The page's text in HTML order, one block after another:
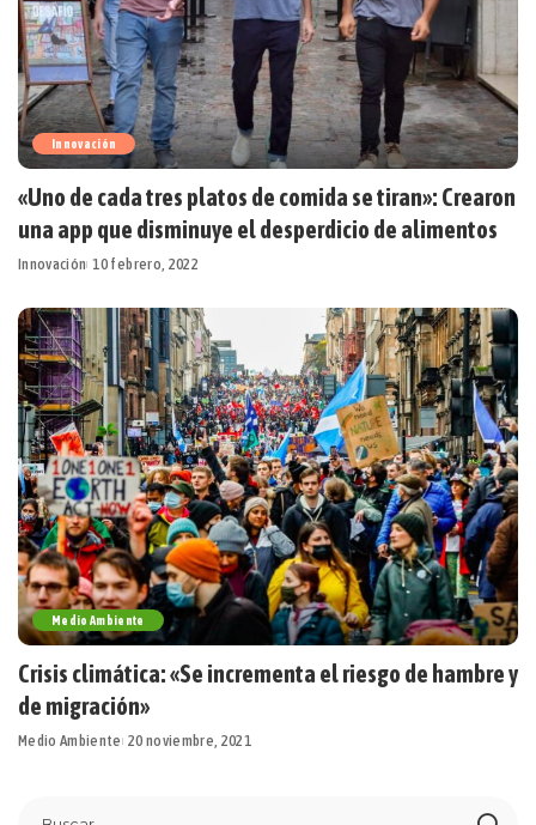
Innovación
«Uno de cada tres platos de comida se tiran»: Crearon
una app que disminuye el desperdicio de alimentos
Innovación 10 febrero, 2022
Medio Ambiente
Crisis climática: «Se incrementa el riesgo de hambre y
de migración»
Medio Ambiente 20 noviembre, 2021